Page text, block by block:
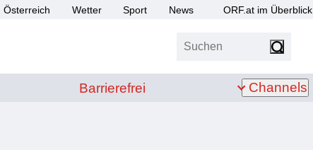
Österreich Wetter Sport News ORF.at im Überblick
Suchen
Z Barrierefrei
Barrierefrei Channels